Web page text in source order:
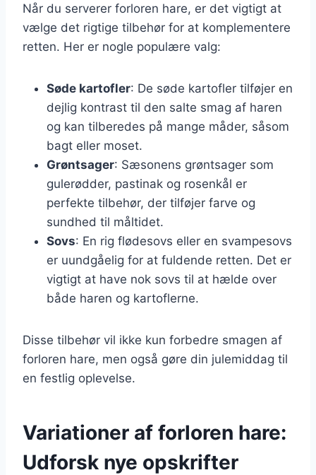
Når du serverer forloren hare, er det vigtigt at
vælge det rigtige tilbehør for at komplementere
retten. Her er nogle populære valg:
Søde kartofler: De søde kartofler tilføjer en
dejlig kontrast til den salte smag af haren
og kan tilberedes på mange måder, såsom
bagt eller moset.
Grøntsager: Sæsonens grøntsager som
gulerødder, pastinak og rosenkål er
perfekte tilbehør, der tilføjer farve og
sundhed til måltidet.
Sovs: En rig flødesovs eller en svampesovs
er uundgåelig for at fuldende retten. Det er
vigtigt at have nok sovs til at hælde over
både haren og kartoflerne.
Disse tilbehør vil ikke kun forbedre smagen af
forloren hare, men også gøre din julemiddag til
en festlig oplevelse.
Variationer af forloren hare:
Udforsk nye opskrifter